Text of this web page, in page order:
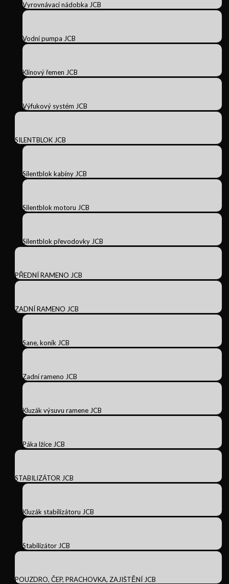
Vyrovnávací nádobka JCB
Vodní pumpa JCB
Klínový řemen JCB
Výfukový systém JCB
SILENTBLOK JCB
Silentblok kabíny JCB
Silentblok motoru JCB
Silentblok převodovky JCB
PŘEDNÍ RAMENO JCB
ZADNÍ RAMENO JCB
Sane, koník JCB
Zadní rameno JCB
Kluzák výsuvu ramene JCB
Páka lžíce JCB
STABILIZÁTOR JCB
Kluzák stabilizátoru JCB
Stabilizátor JCB
POUZDRO, ČEP, PRACHOVKA, ZAJIŠTĚNÍ JCB